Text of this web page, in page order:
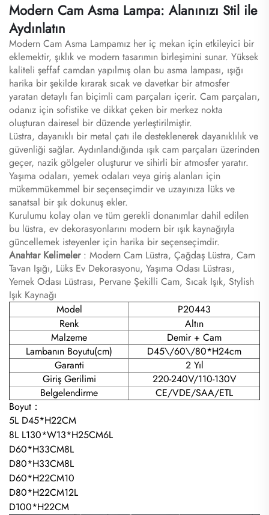
Modern Cam Asma Lampa: Alanınızı Stil ile
Aydınlatın
Modern Cam Asma Lampamız her iç mekan için etkileyici bir
eklemektir, şıklık ve modern tasarımın birleşimini sunar. Yüksek
kaliteli şeffaf camdan yapılmış olan bu asma lampası, ışığı
harika bir şekilde kırarak sıcak ve davetkar bir atmosfer
yaratan detaylı fan biçimli cam parçaları içerir. Cam parçaları,
odanız için sofistike ve dikkat çeken bir merkez nokta
oluşturan dairesel bir düzende yerleştirilmiştir.
Lüstra, dayanıklı bir metal çatı ile desteklenerek dayanıklılık ve
güvenliği sağlar. Aydınlandığında ışık cam parçaları üzerinden
geçer, nazik gölgeler oluşturur ve sihirli bir atmosfer yaratır.
Yaşıma odaları, yemek odaları veya giriş alanları için
mükemmükemmel bir seçenseçimdir ve uzayınıza lüks ve
sanatsal bir şık dokunuş ekler.
Kurulumu kolay olan ve tüm gerekli donanımlar dahil edilen
bu lüstra, ev dekorasyonlarını modern bir ışık kaynağıyla
güncellemek isteyenler için harika bir seçenseçimdir.
Anahtar Kelimeler : Modern Cam Lüstra, Çağdaş Lüstra, Cam
Tavan Işığı, Lüks Ev Dekorasyonu, Yaşıma Odası Lüstrası,
Yemek Odası Lüstrası, Pervane Şekilli Cam, Sıcak Işık, Stylish
Işık Kaynağı
Model
P20443
Renk
Altın
Malzeme
Demir + Cam
Lambanın Boyutu(cm)
D45\/60\/80*H24cm
Garanti
2 Yıl
Giriş Gerilimi
220-240V/110-130V
Belgelendirme
CE/VDE/SAA/ETL
Boyut：
5L D45*H22CM
8L L130*W13*H25CM6L
D60*H33CM8L
D80*H33CM8L
D60*H22CM10
D80*H22CM12L
D100*H22CM